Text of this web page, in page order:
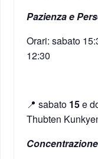
Pazienza e
Orari: sabato
12:30
📍 sabato 15e
Thubten